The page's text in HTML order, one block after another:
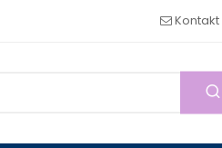
Kontakt